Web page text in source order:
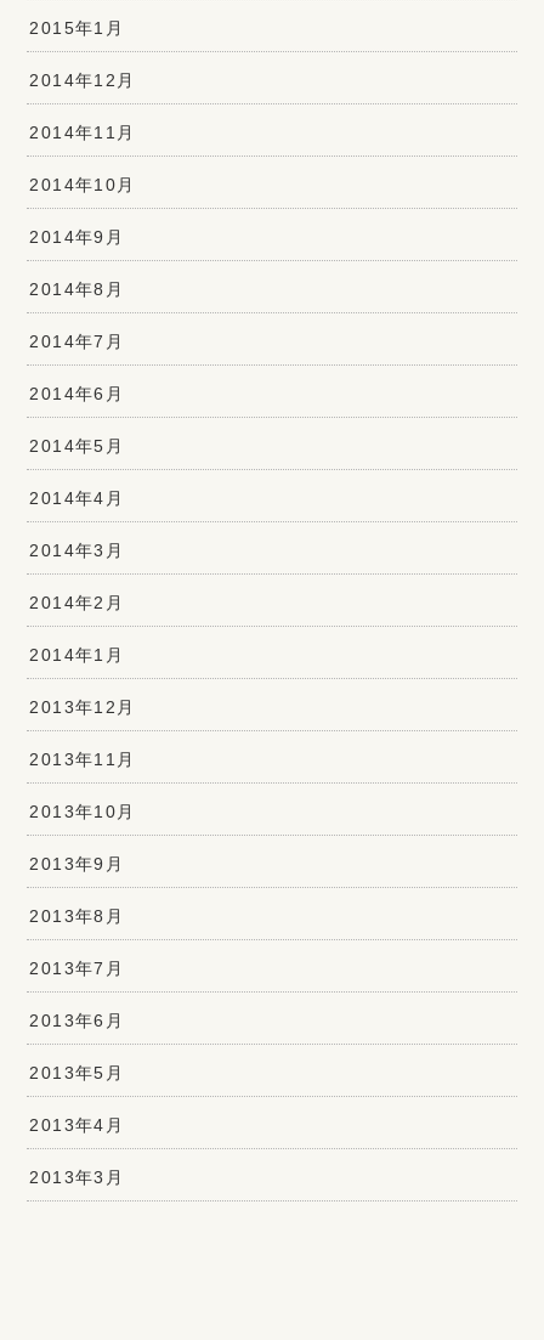
2015年1月
2014年12月
2014年11月
2014年10月
2014年9月
2014年8月
2014年7月
2014年6月
2014年5月
2014年4月
2014年3月
2014年2月
2014年1月
2013年12月
2013年11月
2013年10月
2013年9月
2013年8月
2013年7月
2013年6月
2013年5月
2013年4月
2013年3月